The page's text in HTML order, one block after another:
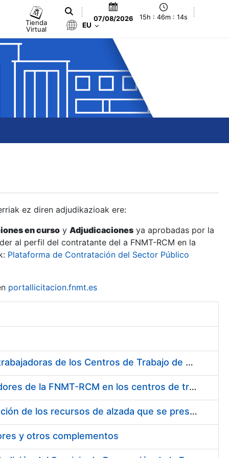
Tienda
Virtual
07/08/2026 15h : 46m : 15s
EU
ez diren adjudikazioak ere:
en curso y Adjudicaciones ya aprobadas por la
al perfil del contratante del a FNMT-RCM en la
Plataforma de Contratación del Sector Público
portallicitacion.fnmt.es
Suministro de Protectores Auditivos a medida para las personas trabajadoras de los Centros de Trabajo de Madrid y Burgos
Suministro de gafas graduadas antiproyecciones para los trabajadores de la FNMT-RCM en los centros de trabajo de Madrid y Burgos
Servicios de una empresa externa para el asesoramiento y resolución de los recursos de alzada que se presentan relacionados con procesos de selección para la FNMT-RCM
y otros complementos